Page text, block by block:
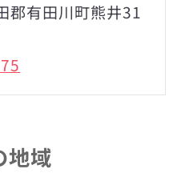
郡有田川町熊井31
地域